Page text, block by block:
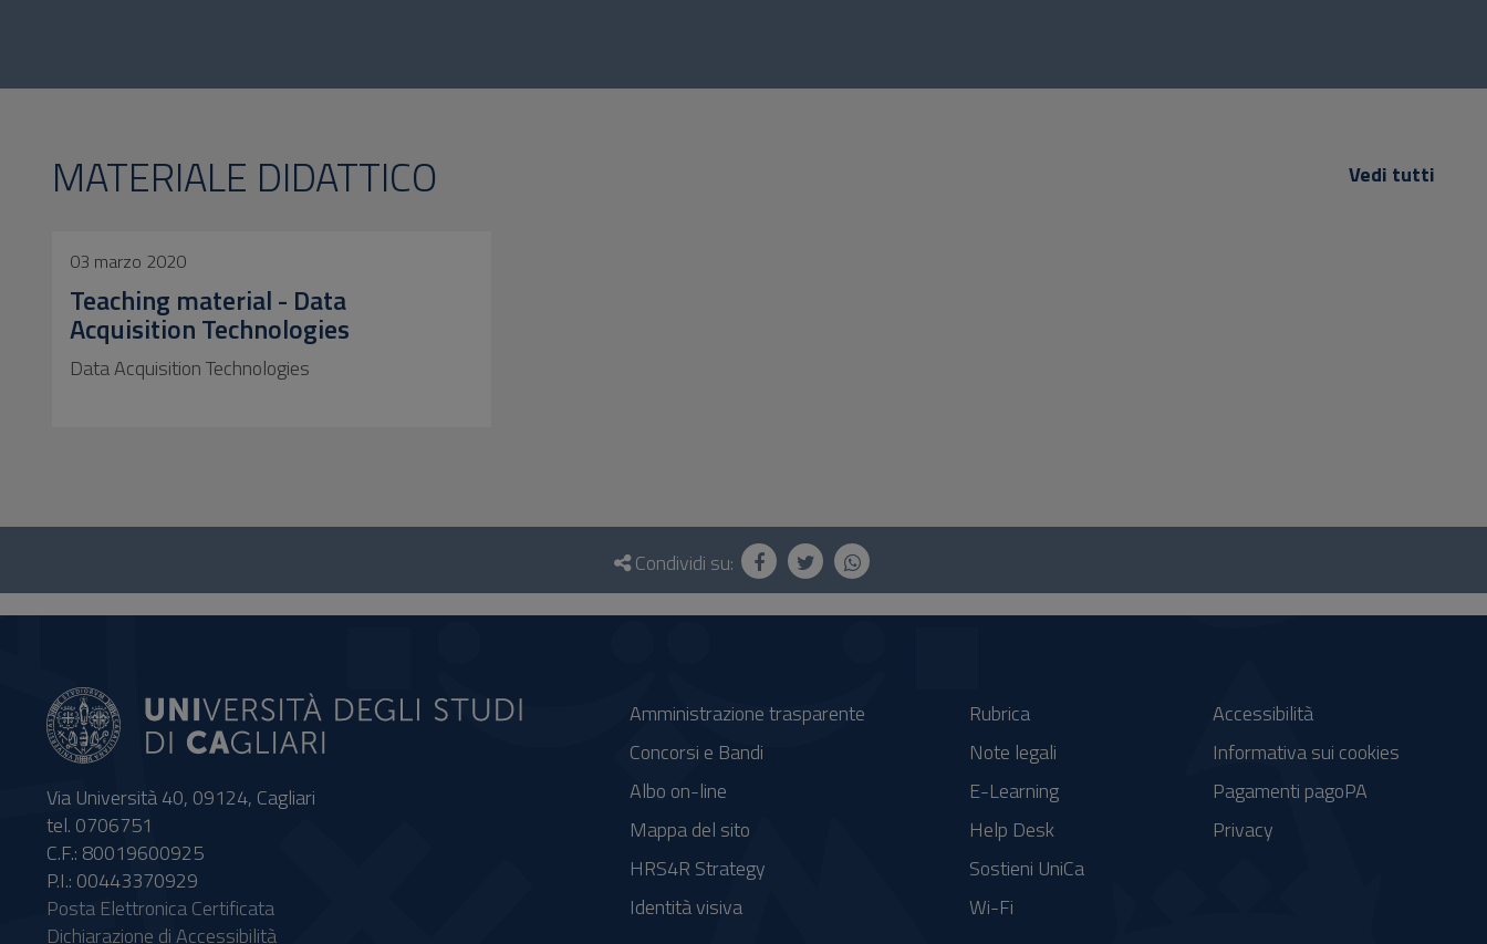
MATERIALE DIDATTICO Vedi tutti
03 marzo 2020
Teaching material - Data
Acquisition Technologies
Data Acquisition Technologies
Questionario
social
Condividi su:
Via Università 40, 09124, Cagliari
tel. 0706751
C.F.: 80019600925
P.I.: 00443370929
Posta Elettronica Certificata
Dichiarazione di Accessibilità
Amministrazione trasparente
Concorsi e Bandi
Albo on-line
Mappa del sito
HRS4R Strategy
Identità visiva
Rubrica
Note legali
E-Learning
Help Desk
Sostieni UniCa
Wi-Fi
Accessibilità
Informativa sui cookies
Pagamenti pagoPA
Privacy